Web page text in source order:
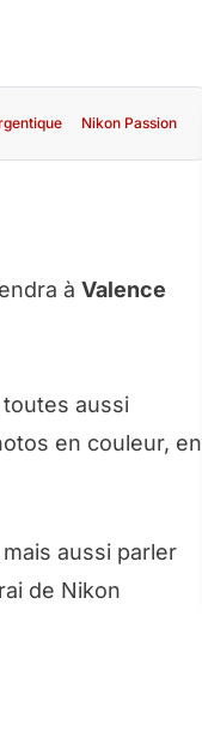
Nikon Passion
à Valence
aussi
en couleur, en
aussi parler
de Nikon